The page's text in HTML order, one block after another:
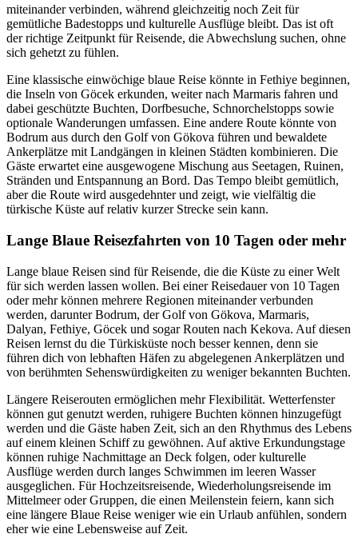
miteinander verbinden, während gleichzeitig noch Zeit für
gemütliche Badestopps und kulturelle Ausflüge bleibt. Das ist oft
der richtige Zeitpunkt für Reisende, die Abwechslung suchen, ohne
sich gehetzt zu fühlen.
Eine klassische einwöchige blaue Reise könnte in Fethiye beginnen,
die Inseln von Göcek erkunden, weiter nach Marmaris fahren und
dabei geschützte Buchten, Dorfbesuche, Schnorchelstopps sowie
optionale Wanderungen umfassen. Eine andere Route könnte von
Bodrum aus durch den Golf von Gökova führen und bewaldete
Ankerplätze mit Landgängen in kleinen Städten kombinieren. Die
Gäste erwartet eine ausgewogene Mischung aus Seetagen, Ruinen,
Stränden und Entspannung an Bord. Das Tempo bleibt gemütlich,
aber die Route wird ausgedehnter und zeigt, wie vielfältig die
türkische Küste auf relativ kurzer Strecke sein kann.
Lange Blaue Reisezfahrten von 10 Tagen oder mehr
Lange blaue Reisen sind für Reisende, die die Küste zu einer Welt
für sich werden lassen wollen. Bei einer Reisedauer von 10 Tagen
oder mehr können mehrere Regionen miteinander verbunden
werden, darunter Bodrum, der Golf von Gökova, Marmaris,
Dalyan, Fethiye, Göcek und sogar Routen nach Kekova. Auf diesen
Reisen lernst du die Türkisküste noch besser kennen, denn sie
führen dich von lebhaften Häfen zu abgelegenen Ankerplätzen und
von berühmten Sehenswürdigkeiten zu weniger bekannten Buchten.
Längere Reiserouten ermöglichen mehr Flexibilität. Wetterfenster
können gut genutzt werden, ruhigere Buchten können hinzugefügt
werden und die Gäste haben Zeit, sich an den Rhythmus des Lebens
auf einem kleinen Schiff zu gewöhnen. Auf aktive Erkundungstage
können ruhige Nachmittage an Deck folgen, oder kulturelle
Ausflüge werden durch langes Schwimmen im leeren Wasser
ausgeglichen. Für Hochzeitsreisende, Wiederholungsreisende im
Mittelmeer oder Gruppen, die einen Meilenstein feiern, kann sich
eine längere Blaue Reise weniger wie ein Urlaub anfühlen, sondern
eher wie eine Lebensweise auf Zeit.